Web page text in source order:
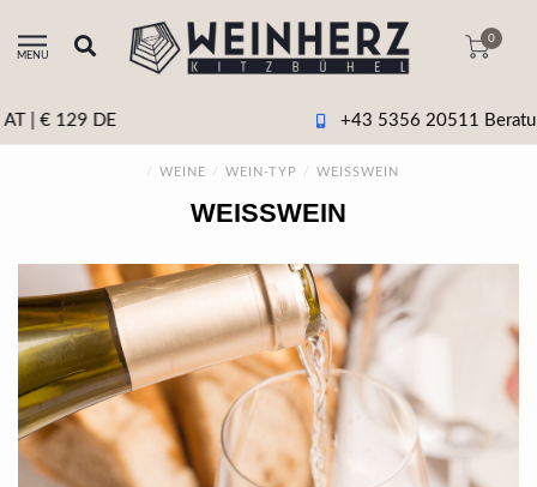
MENU
0
+43 5356 20511 Beratung & tel. Bestellung
/ WEINE / WEIN-TYP / WEISSWEIN
WEISSWEIN